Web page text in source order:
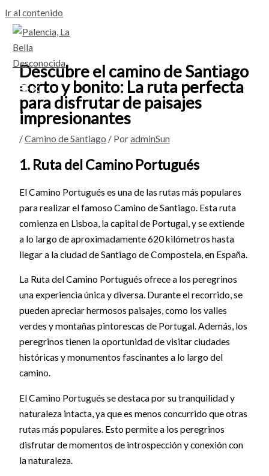
Ir al contenido
Descubre el camino de Santiago
corto y bonito: La ruta perfecta
para disfrutar de paisajes
impresionantes
/Camino de Santiago / PoradminSun
1. Ruta del Camino Portugués
El Camino Portugués es una de las rutas más populares
para realizar el famoso Camino de Santiago. Esta ruta
comienza en Lisboa, la capital de Portugal, y se extiende
a lo largo de aproximadamente 620 kilómetros hasta
llegar a la ciudad de Santiago de Compostela, en España.
La Ruta del Camino Portugués ofrece a los peregrinos
una experiencia única y diversa. Durante el recorrido, se
pueden apreciar hermosos paisajes, como los valles
verdes y montañas pintorescas de Portugal. Además, los
peregrinos tienen la oportunidad de visitar ciudades
históricas y monumentos fascinantes a lo largo del
camino.
El Camino Portugués se destaca por su tranquilidad y
naturaleza intacta, ya que es menos concurrido que otras
rutas más populares. Esto permite a los peregrinos
disfrutar de momentos de introspección y conexión con
la naturaleza.